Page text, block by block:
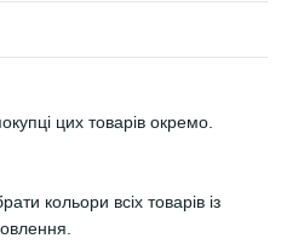
цих товарів окремо.
кольори всіх товарів із